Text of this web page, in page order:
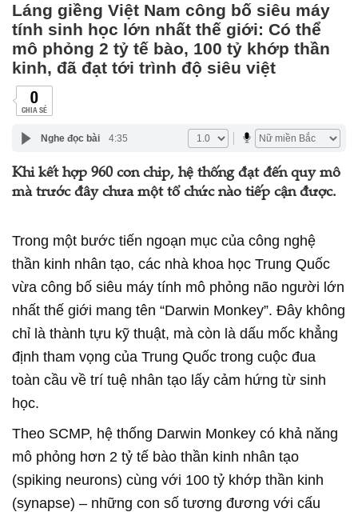
Láng giềng Việt Nam công bố siêu máy
tính sinh học lớn nhất thế giới: Có thể
mô phỏng 2 tỷ tế bào, 100 tỷ khớp thần
kinh, đã đạt tới trình độ siêu việt
0
CHIA SẺ
Nghe đọc bài 4:35
Khi kết hợp 960 con chip, hệ thống đạt đến quy mô
mà trước đây chưa một tổ chức nào tiếp cận được.
Trong một bước tiến ngoạn mục của công nghệ
thần kinh nhân tạo, các nhà khoa học Trung Quốc
vừa công bố siêu máy tính mô phỏng não người lớn
nhất thế giới mang tên “Darwin Monkey”. Đây không
chỉ là thành tựu kỹ thuật, mà còn là dấu mốc khẳng
định tham vọng của Trung Quốc trong cuộc đua
toàn cầu về trí tuệ nhân tạo lấy cảm hứng từ sinh
học.
Theo SCMP, hệ thống Darwin Monkey có khả năng
mô phỏng hơn 2 tỷ tế bào thần kinh nhân tạo
(spiking neurons) cùng với 100 tỷ khớp thần kinh
(synapse) – những con số tương đương với cấu